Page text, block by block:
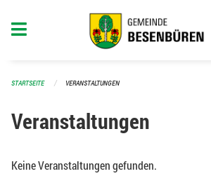
STARTSEITE VERANSTALTUNGEN
Veranstaltungen
Keine Veranstaltungen gefunden.